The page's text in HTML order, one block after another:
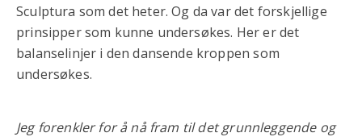
Sculptura som det heter. Og da var det forskjellige
prinsipper som kunne undersøkes. Her er det
balanselinjer i den dansende kroppen som
undersøkes.
Jeg forenkler for å nå fram til det grunnleggende og